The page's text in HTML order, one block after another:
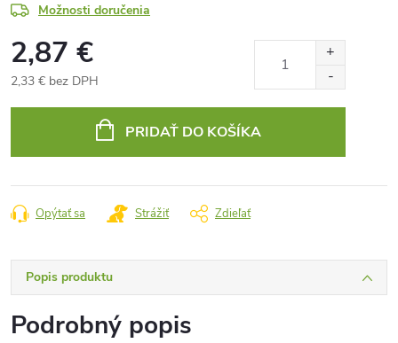
Možnosti doručenia
2,87 €
2,33 € bez DPH
PRIDAŤ DO KOŠÍKA
Opýtať sa Strážiť Zdieľať
Popis produktu
Podrobný popis